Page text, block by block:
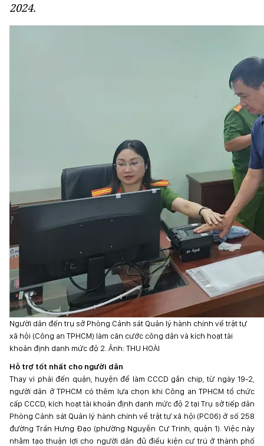
2024.
Người dân đến trụ sở Phòng Cảnh sát Quản lý hành chính về trật tự
xã hội (Công an TPHCM) làm căn cước công dân và kích hoạt tài
khoản định danh mức độ 2. Ảnh: THU HOÀI
Hỗ trợ tốt nhất cho người dân
Thay vì phải đến quận, huyện để làm CCCD gắn chip, từ ngày 19-2,
người dân ở TPHCM có thêm lựa chọn khi Công an TPHCM tổ chức
cấp CCCD, kích hoạt tài khoản định danh mức độ 2 tại Trụ sở tiếp dân
Phòng Cảnh sát Quản lý hành chính về trật tự xã hội (PC06) ở số 258
đường Trần Hưng Đạo (phường Nguyễn Cư Trinh, quận 1). Việc này
nhằm tạo thuận lợi cho người dân đủ điều kiện cư trú ở thành phố